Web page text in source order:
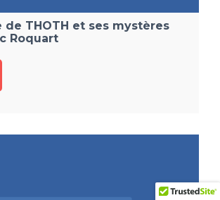
de THOTH et ses mystères
Roquart